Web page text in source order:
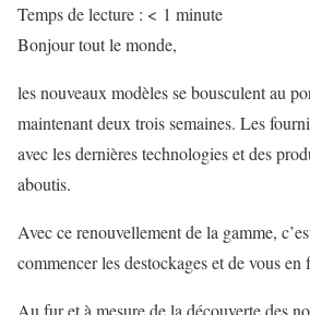
Temps de lecture : < 1 minute
Bonjour tout le monde,
les nouveaux modèles se bousculent au
maintenant deux trois semaines. Les
avec les dernières technologies et des
aboutis.
Avec ce renouvellement de la gamme,
commencer les destockages et de vous en
Au fur et à mesure de la découverte des